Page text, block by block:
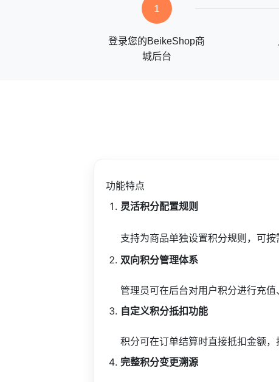
1
登录您的BeikeShop商
城后台
功能特点
灵活积分配置规则
支持为商品单独设置积分规则，可按
双向积分管理体系
管理员可在后台对用户积分进行充
自定义积分抵扣功能
积分可在订单结算时直接抵扣金额
完整积分变更溯源